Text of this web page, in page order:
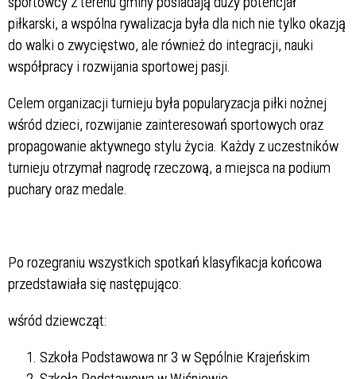
piłkarski, a wspólna rywalizacja była dla nich nie tylko okazją
do walki o zwycięstwo, ale również do integracji, nauki
współpracy i rozwijania sportowej pasji.
Celem organizacji turnieju była popularyzacja piłki nożnej
wśród dzieci, rozwijanie zainteresowań sportowych oraz
propagowanie aktywnego stylu życia. Każdy z uczestników
turnieju otrzymał nagrodę rzeczową, a miejsca na podium
puchary oraz medale.
Po rozegraniu wszystkich spotkań klasyfikacja końcowa
przedstawiała się następująco:
wśród dziewcząt:
Szkoła Podstawowa nr 3 w Sępólnie Krajeńskim